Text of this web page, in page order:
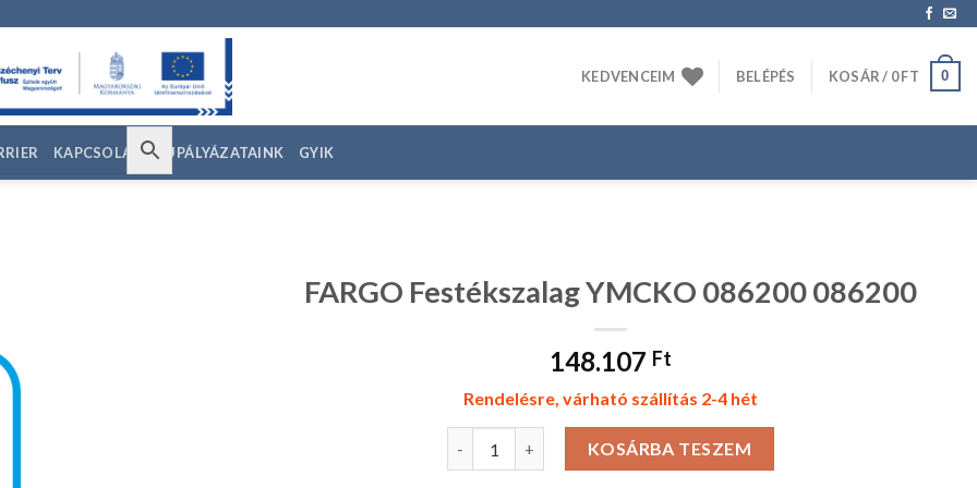
KEDVENCEIM BELÉPÉS KOSÁR / 0FT 0
KAPCSOLAT EU PÁLYÁZATAINK GYIK
FARGO Festékszalag YMCKO 086200 086200
148.107 Ft
Rendelésre, várható szállítás 2-4 hét
FARGO Festékszalag YMCKO 086200 086200 mennyiség
KOSÁRBA TESZEM